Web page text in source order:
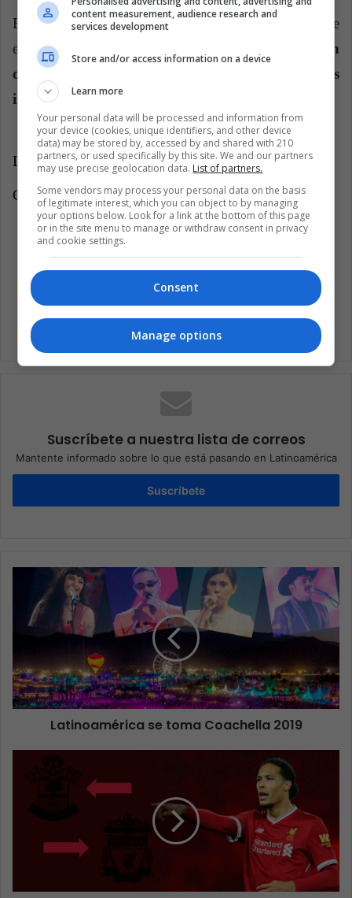
Finalmente, el diario ruso Sputniknews, advierte que
en solitario
Taiwán solo cuenta con la aceptación
oficial de Paraguay en Sudamérica, y de pequeñas
islas en el caribe.
LatinAmerican Post | Miguel Diaz
Copy edited by Juliana Suárez
Suscríbete a nuestra lista de correos
Mantente informado sobre lo que está pasando en Latinoamérica
Suscríbete
Latinoamérica se toma Coachella 2019
content measurement, audience research and
services development
Store and/or access information on a device
Learn more
Your personal data will be processed and information from
your device (cookies, unique identifiers, and other device
data) may be stored by, accessed by and shared with 210
partners, or used specifically by this site. We and our partners
may use precise geolocation data. List of partners.
Some vendors may process your personal data on the basis
of legitimate interest, which you can object to by managing
your options below. Look for a link at the bottom of this page
or in the site menu to manage or withdraw consent in privacy
and cookie settings.
Consent
Manage options